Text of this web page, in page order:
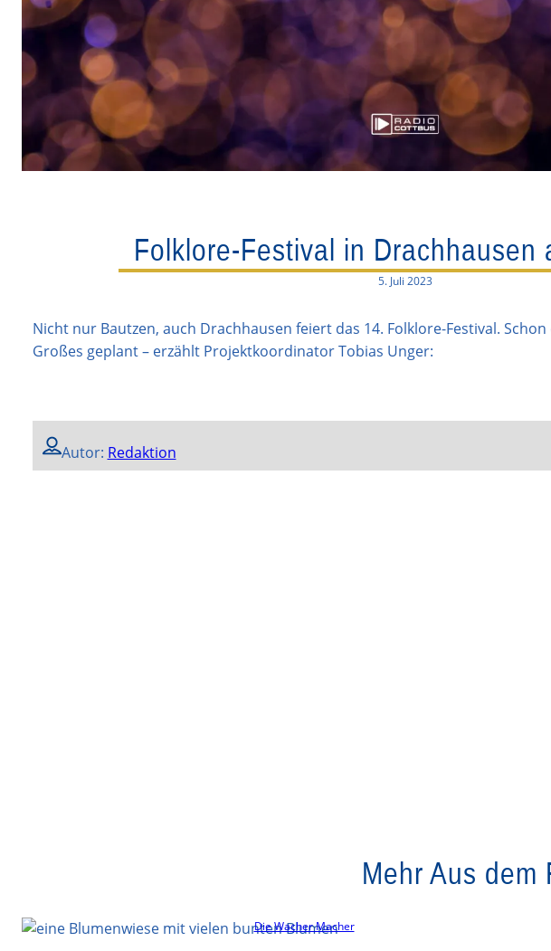
Folklore-Festival in Drachhausen
5. Juli 2023
Nicht nur Bautzen, auch Drachhausen feiert das 14. Folklore-Festival.
Großes geplant – erzählt Projektkoordinator Tobias Unger:
Autor: Redaktion
Mehr Aus dem
Die Wacher Macher